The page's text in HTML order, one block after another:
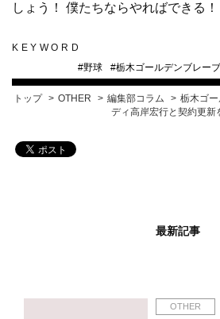
しょう！ 僕たちならやればできる！
KEYWORD
#野球 #栃木ゴールデンブレー
トップ OTHER 編集部コラム
栃木ゴ
ディ高岸宏行と契約更新
最新記事
OTHER